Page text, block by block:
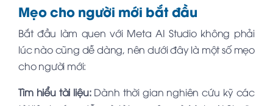
Mẹo cho người mới bắt đầu
Bắt đầu làm quen với Meta AI Studio không phải
lúc nào cũng dễ dàng, nên dưới đây là một số mẹo
cho người mới:
Tìm hiểu tài liệu:Dành thời gian nghiên cứu kỹ các